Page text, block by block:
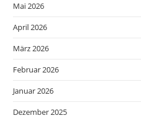
Mai 2026
April 2026
März 2026
Februar 2026
Januar 2026
Dezember 2025